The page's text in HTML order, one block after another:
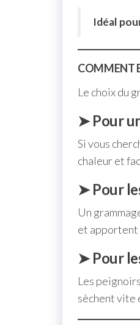
Idéal
COMMENT
Le choix du
➤ Pour
Si vous
chaleur et
➤ Pour
Un
et apportent
➤ Pour
Les
sèchent vite